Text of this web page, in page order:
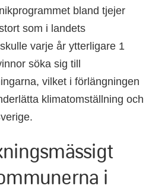
bland tjejer
som i landets
varje år ytterligare 1
söka sig till
vilket i förlängningen
klimatomställning och
i